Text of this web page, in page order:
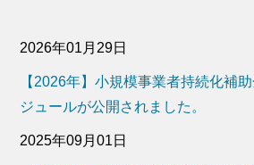
2026年01月29日
【2026年】小規模事業者持続化補
ジュールが公開されました。
2025年09月01日